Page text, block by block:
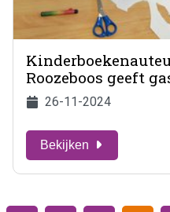
Roozeboos geeft
26-11-2024
Bekijken